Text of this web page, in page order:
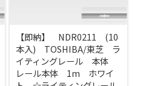
【即納】 NDR0211 (10
本入) TOSHIBA/東芝 ラ
イティングレール 本体
レール本体 1m ホワイ